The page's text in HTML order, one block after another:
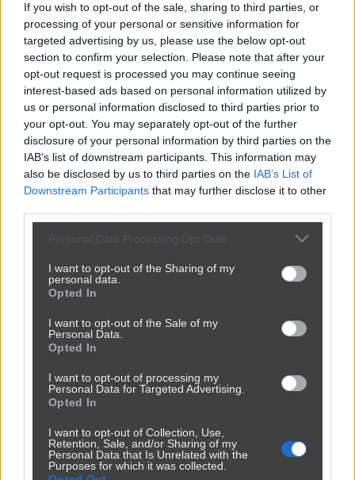
If you wish to opt-out of the sale, sharing to third parties, or
processing of your personal or sensitive information for
targeted advertising by us, please use the below opt-out
section to confirm your selection. Please note that after your
opt-out request is processed you may continue seeing
interest-based ads based on personal information utilized by
us or personal information disclosed to third parties prior to
your opt-out. You may separately opt-out of the further
disclosure of your personal information by third parties on the
IAB’s list of downstream participants. This information may
also be disclosed by us to third parties on the IAB’s List of
Downstream Participants that may further disclose it to other
Personal Data Processing Opt Outs
I want to opt-out of the Sharing of my
personal data.
Opted In
I want to opt-out of the Sale of my
Personal Data.
Opted In
I want to opt-out of processing my
Personal Data for Targeted Advertising.
Opted In
I want to opt-out of Collection, Use,
Retention, Sale, and/or Sharing of my
Personal Data that Is Unrelated with the
Purposes for which it was collected.
We łbach im się pomieszało
3853 18 Polityka
...i czy PIS-owiec zgodę wyraził na akcję
3700 1